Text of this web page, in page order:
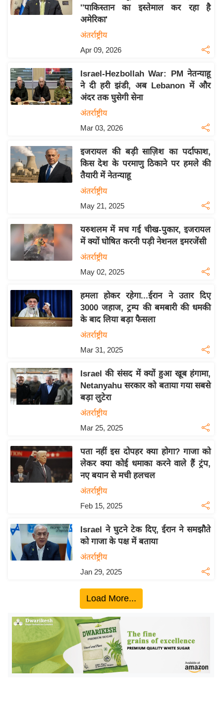
शे
ब
ज
ट
के
ट
I
2
0
2
6
इ
म
ई
र
मि
सा
मि
ल
त
ग
हि
ग
त
''पाकिस्तान का इस्तेमाल कर रहा है
अमेरिका'
अंतर्राष्ट्रीय
Apr 09, 2026
Israel-Hezbollah War: PM नेतन्याहू
ने दी हरी झंडी, अब Lebanon में और
अंदर तक घुसेगी सेना
अंतर्राष्ट्रीय
Mar 03, 2026
इजरायल की बड़ी साज़िश का पर्दाफाश,
किस देश के परमाणु ठिकाने पर हमले की
तैयारी में नेतन्याहू
अंतर्राष्ट्रीय
May 21, 2025
यरुशलम में मच गई चीख-पुकार, इजरायल
में क्यों घोषित करनी पड़ी नेशनल इमरजेंसी
अंतर्राष्ट्रीय
May 02, 2025
हमला होकर रहेगा...ईरान ने उतार दिए
3000 जहाज, ट्रम्प की बमबारी की धमकी
के बाद लिया बड़ा फैसला
अंतर्राष्ट्रीय
Mar 31, 2025
Israel की संसद में क्यों हुआ खूब हंगामा,
Netanyahu सरकार को बताया गया सबसे
बड़ा लुटेरा
अंतर्राष्ट्रीय
Mar 25, 2025
पता नहीं इस दोपहर क्या होगा? गाजा को
लेकर क्या कोई धमाका करने वाले हैं ट्रंप,
नए बयान से मची हलचल
अंतर्राष्ट्रीय
Feb 15, 2025
Israel ने घुटने टेक दिए, ईरान ने समझौते
को गाजा के पक्ष में बताया
अंतर्राष्ट्रीय
Jan 29, 2025
Load More...